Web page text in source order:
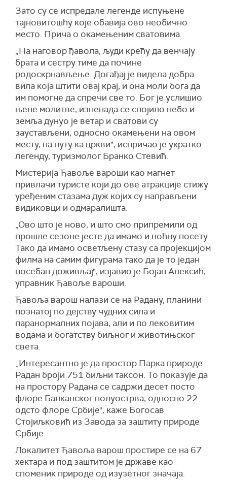
Зато су се испредале легенде испуњене
тајновитошћу које обавија ово необично
место. Прича о окамењеним сватовима.
„На наговор ђавола, људи крећу да венчају
брата и сестру тиме да почине
родоскрнављење. Догађај је видела добра
вила која штити овај крај, и она моли бога да
им помогне да спречи све то. Бог је услишио
њене молитве, изненада се спојило небо и
земља дунуо је ветар и сватови су
заустављени, односно окамењени на овом
месту, на путу ка цркви", испричао је укратко
легенду, туризмолог Бранко Стевић.
Мистерија Ђавоље вароши као магнет
привлачи туристе који до ове атракције стижу
уређеним стазама дуж којих су направљени
видиковци и одмаралишта.
„Ово што је ново, и што смо припремили од
прошле сезоне јесте да имамо и ноћну посету.
Тако да имамо осветљену стазу са пројекцијом
филма на самим фигурама тако да је то један
посебан доживљај", изјавио је Бојан Алексић,
управник Ђавоље вароши.
Ђавоља варош налази се на Радану, планини
познатој по дејству чудних сила и
паранормалних појава, али и по лековитим
водама и богатству биљног и животињског
света.
„Интересантно је да простор Парка природе
Радан броји 751 биљни таксон. То показује да
на простору Радана се садржи десет посто
флоре Балканског полуострва, односно 22
одсто флоре Србије", каже Богосав
Стојиљковић из Завода за заштиту природе
Србије.
Локалитет Ђавоља варош простире се на 67
хектара и под заштитом је државе као
споменик природе од изузетног значаја.